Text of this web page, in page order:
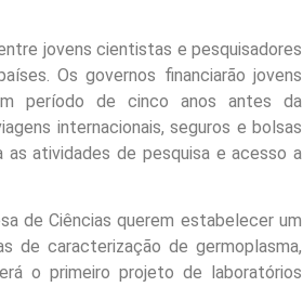
jovens cientistas e pesquisadores
Os governos financiarão jovens
período de cinco anos antes da
internacionais, seguros e bolsas
atividades de pesquisa e acesso a
de Ciências querem estabelecer um
de caracterização de germoplasma,
o primeiro projeto de laboratórios